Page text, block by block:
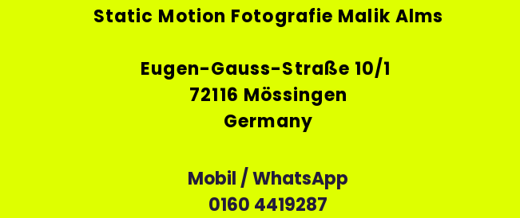
Static Motion Fotografie Malik Alms
Eugen-Gauss-Straße 10/1
72116 Mössingen
Germany
Mobil / WhatsApp
0160 4419287